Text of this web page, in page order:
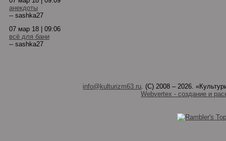
анекдоты
-- sashka27
07 мар 18 | 09:06
всё для бани
-- sashka27
info@kulturizm63.ru. (C) 2008 – 2026.
Webvertex - создание и